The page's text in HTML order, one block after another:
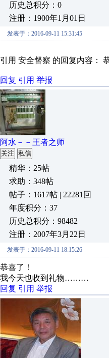
历史总积分：0
注册：1900年1月01日
发表于：2016-09-11 15:31:45
引用 安全督察 的回复内容：
回复 引用 举报
阿水－－王者之师
关注 私信
精华：25帖
求助：348帖
帖子：1617帖 | 22281回
年度积分：37
历史总积分：98482
注册：2007年3月22日
发表于：2016-09-11 18:15:26
恭喜了！
我今天也收到礼物………
回复 引用 举报